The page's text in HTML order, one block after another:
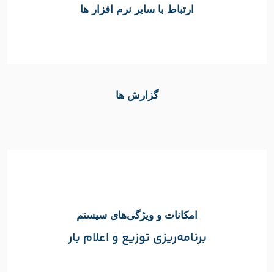
ارتباط با سایر نرم افزار ها
گزارش ها
امکانات و ویژگی‌های سیستم
برنامه‌ریزی توزیع و اعلام بار